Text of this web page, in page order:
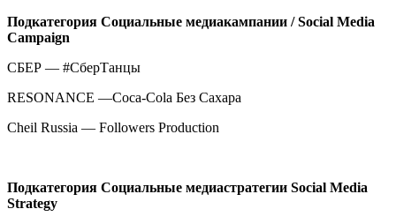
Подкатегория Социальные медиакампании /Social Media
Campaign
СБЕР — #СберТанцы
RESONANCE —Coca-Cola Без Сахара
Cheil Russia — Followers Production
Подкатегория Социальные медиастратегии Social Media
Strategy